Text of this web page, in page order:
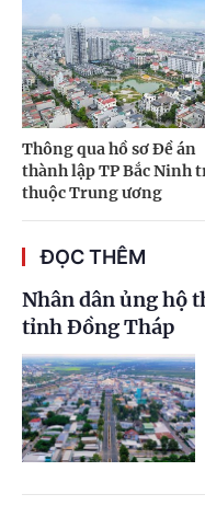
Thông qua hồ sơ Đề án
thành lập TP Bắc Ninh
thuộc Trung ương
ĐỌC THÊM
Nhân dân ủng hộ
tỉnh Đồng Tháp